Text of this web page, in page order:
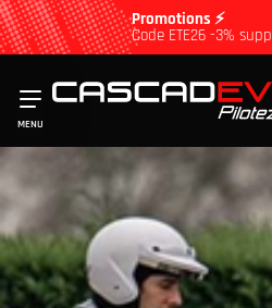
Promotions ⚡
Code ETE26 -3%
MENU